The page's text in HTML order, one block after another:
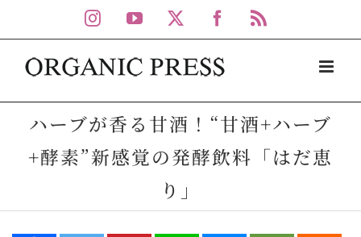
to
content
Instagram
YouTube Facebook
ハーブが香る甘酒！“甘酒+ハーブ
+酵素”新感覚の発酵飲料「はだ恵
り」